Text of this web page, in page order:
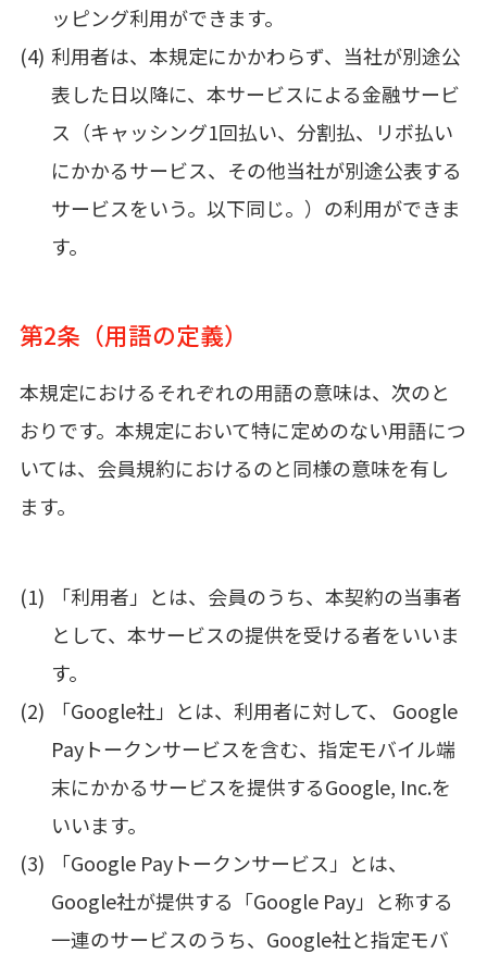
ッピング利用ができます。
利用者は、本規定にかかわらず、当社が別途公
表した日以降に、本サービスによる金融サービ
ス（キャッシング1回払い、分割払、リボ払い
にかかるサービス、その他当社が別途公表する
サービスをいう。以下同じ。）の利用ができま
す。
第2条（用語の定義）
本規定におけるそれぞれの用語の意味は、次のと
おりです。本規定において特に定めのない用語につ
いては、会員規約におけるのと同様の意味を有し
ます。
「利用者」とは、会員のうち、本契約の当事者
として、本サービスの提供を受ける者をいいま
す。
「Google社」とは、利用者に対して、 Google
Payトークンサービスを含む、指定モバイル端
末にかかるサービスを提供するGoogle, Inc.を
いいます。
「Google Payトークンサービス」とは、
Google社が提供する「Google Pay」と称する
一連のサービスのうち、Google社と指定モバ